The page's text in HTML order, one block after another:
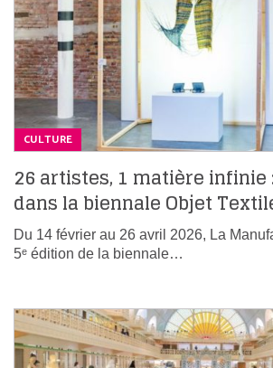
CULTURE
26 artistes, 1 matière infinie
dans la biennale Objet
Du 14 février au 26 avril 2026, La
5ᵉ édition de la biennale…